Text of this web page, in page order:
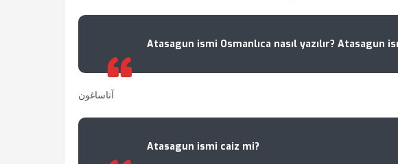
Atasagun ismi Osmanlıca nasıl yazılır? Atasagun
آتاساغون
Atasagun ismi caiz mi?